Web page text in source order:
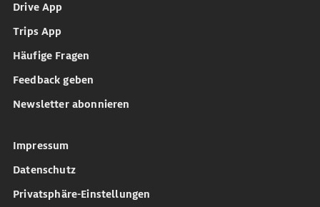
Drive App
Trips App
Häufige Fragen
Feedback geben
Newsletter abonnieren
Impressum
Datenschutz
Privatsphäre-Einstellungen